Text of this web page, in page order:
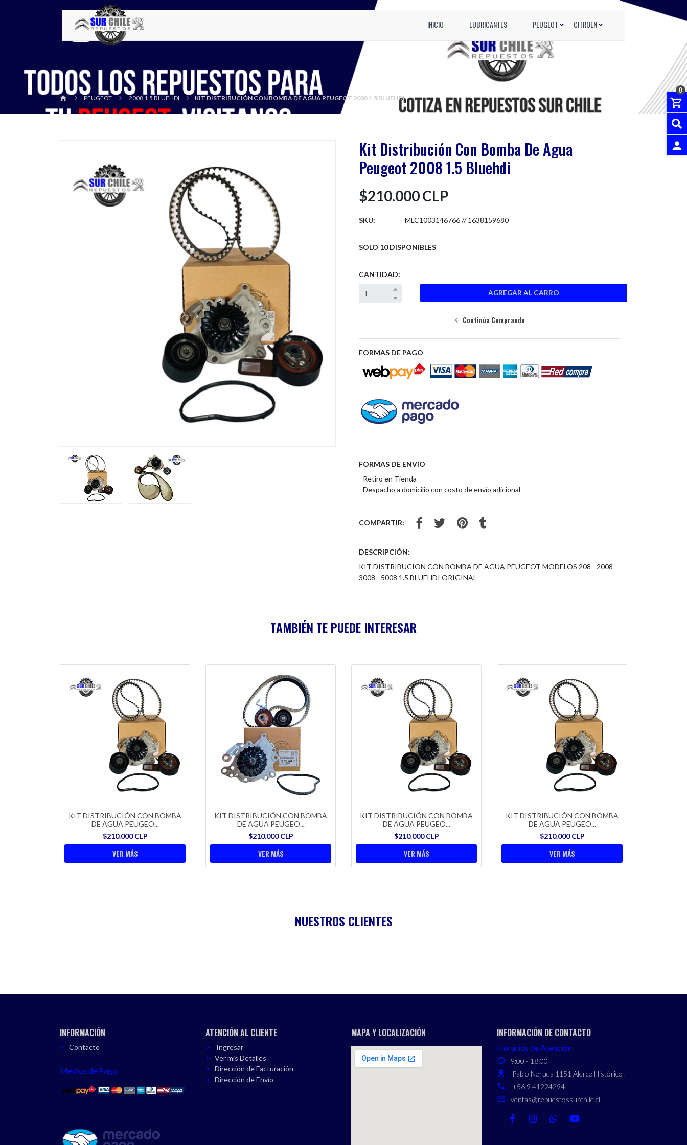
INICIO LUBRICANTES PEUGEOT CITROEN
0
PEUGEOT 2008 1.5 BLUEHDI KIT DISTRIBUCIÓN CON BOMBA DE AGUA PEUGEOT 2008 1.5 BLUEHDI
Kit Distribución Con Bomba De Agua
Peugeot 2008 1.5 Bluehdi
$210.000 CLP
SKU: MLC1003146766 // 1638159680
SOLO 10 DISPONIBLES
CANTIDAD:
Continúa Comprando
FORMAS DE PAGO
FORMAS DE ENVÍO
- Retiro en Tienda
- Despacho a domicilio con costo de envío adicional
COMPARTIR:
DESCRIPCIÓN:
KIT DISTRIBUCION CON BOMBA DE AGUA PEUGEOT MODELOS 208 - 2008 -
3008 - 5008 1.5 BLUEHDI ORIGINAL
TAMBIÉN TE PUEDE INTERESAR
KIT DISTRIBUCIÓN CON BOMBA
DE AGUA PEUGEO...
$210.000 CLP
VER MÁS
KIT DISTRIBUCIÓN CON BOMBA
DE AGUA PEUGEO...
$210.000 CLP
VER MÁS
KIT DISTRIBUCIÓN CON BOMBA
DE AGUA PEUGEO...
$210.000 CLP
VER MÁS
KIT DISTRIBUCIÓN CON BOMBA
DE AGUA PEUGEO...
$210.000 CLP
VER MÁS
NUESTROS CLIENTES
INFORMACIÓN
Contacto
Medios de Pago
ATENCIÓN AL CLIENTE
Ingresar
Ver mis Detalles
Dirección de Facturación
Dirección de Envío
MAPA Y LOCALIZACIÓN INFORMACIÓN DE CONTACTO
Horarios de Atención
9:00 - 18:00
Pablo Neruda 1151 Alerce Histórico ,
+56 9 41224294
ventas@repuestossurchile.cl